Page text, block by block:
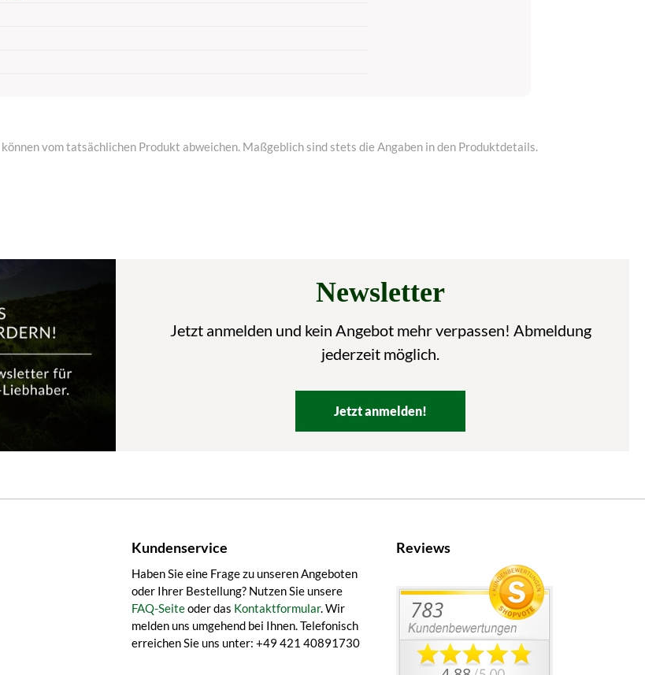
vom tatsächlichen Produkt abweichen. Maßgeblich sind stets die Angaben in den Produktdetails.
Newsletter
Jetzt anmelden und kein Angebot mehr verpassen! Abmeldung
jederzeit möglich.
Jetzt anmelden!
Kundenservice
Haben Sie eine Frage zu unseren Angeboten
oder Ihrer Bestellung? Nutzen Sie unsere
FAQ-Seiteoder das Kontaktformular. Wir
melden uns umgehend bei Ihnen. Telefonisch
erreichen Sie uns unter: +49 421 40891730
Reviews